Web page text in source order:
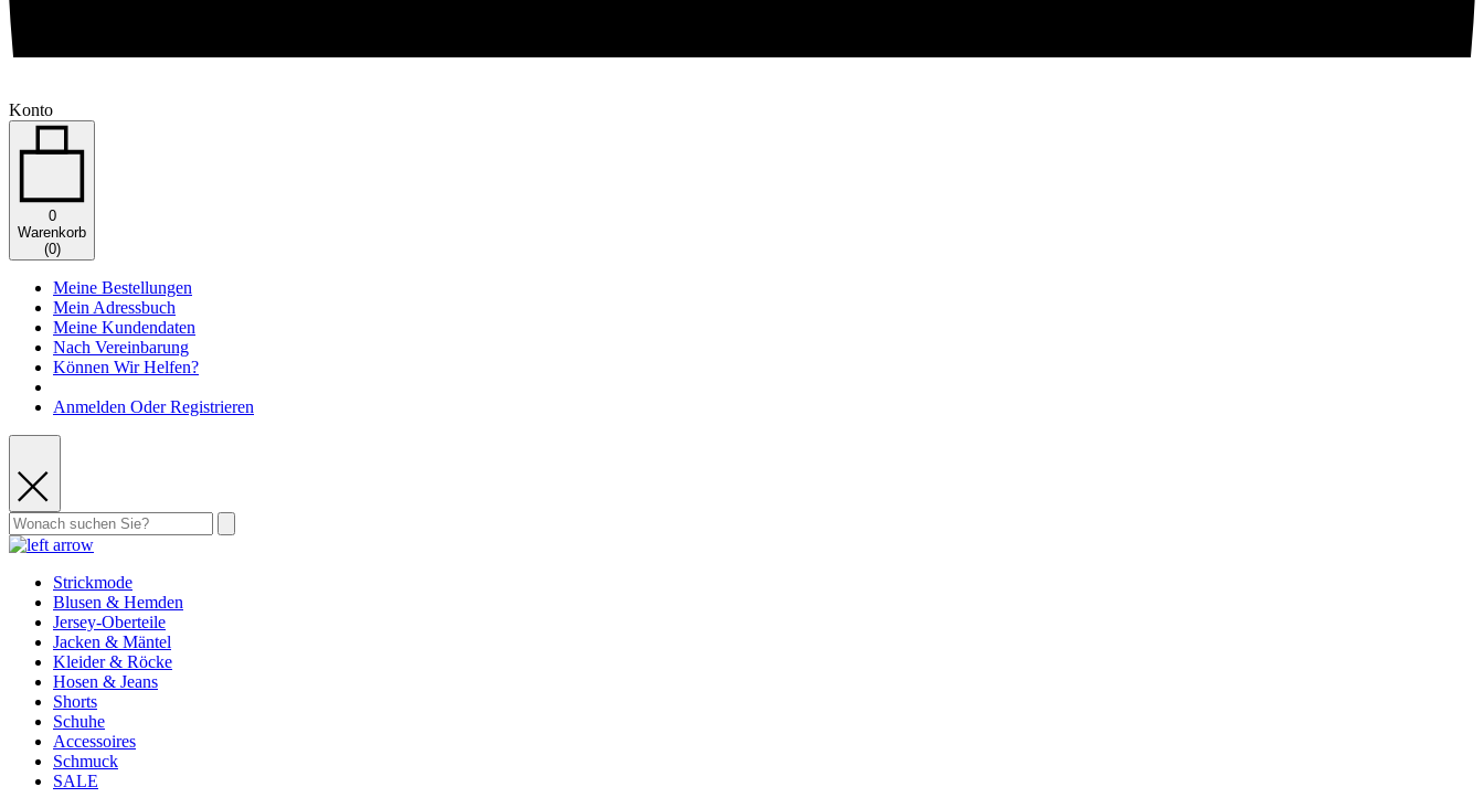
Konto
0
Warenkorb
(0)
Meine Bestellungen
Mein Adressbuch
Meine Kundendaten
Nach Vereinbarung
Können Wir Helfen?
Anmelden Oder Registrieren
Strickmode
Blusen & Hemden
Jersey-Oberteile
Jacken & Mäntel
Kleider & Röcke
Hosen & Jeans
Shorts
Schuhe
Accessoires
Schmuck
SALE